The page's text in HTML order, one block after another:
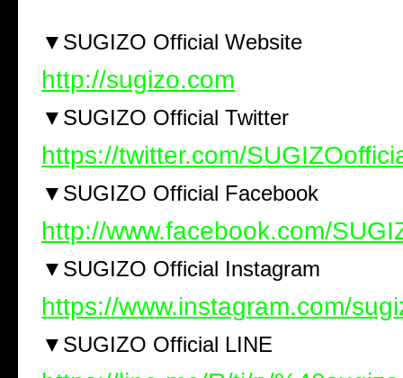
▼SUGIZO Official Website
http://sugizo.com
▼SUGIZO Official Twitter
https://twitter.com/
▼SUGIZO Official Facebook
http://www.facebook.com/
▼SUGIZO Official Instagram
https://www.instagram.com/
▼SUGIZO Official LINE